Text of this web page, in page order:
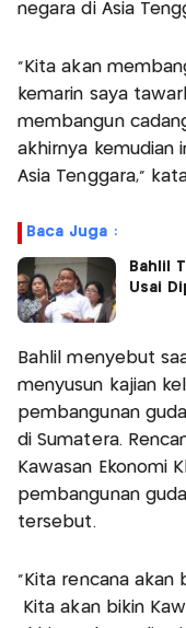
negara di Asia
"Kita akan
kemarin saya
membangun
akhirnya kemudian
Asia Tenggara,"
Baca Juga :
Bahlil
Usai
Bahlil menyebut
menyusun kajian
pembangunan
di Sumatera.
Kawasan Ekonomi
pembangunan
tersebut.
"Kita rencana akan
Kita akan bikin